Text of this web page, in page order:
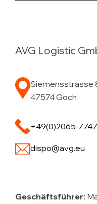
AVG Logistic
Siemensstrasse
47574 Goch
+49(0)2065-
dispo@avg.eu
Geschäftsführer: